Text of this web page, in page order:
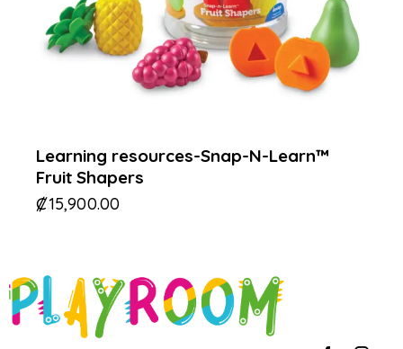
Learning resources-Snap-N-Learn™
Fruit Shapers
₡15,900.00